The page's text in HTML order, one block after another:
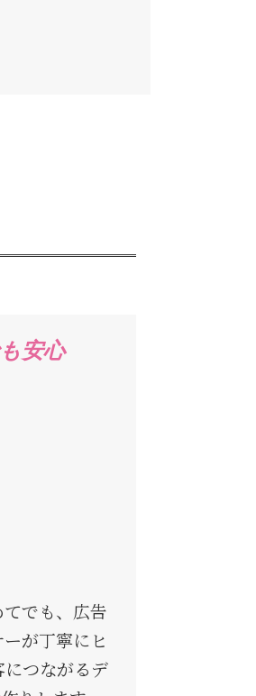
安心
でも、広告
が丁寧にヒ
つながるデ